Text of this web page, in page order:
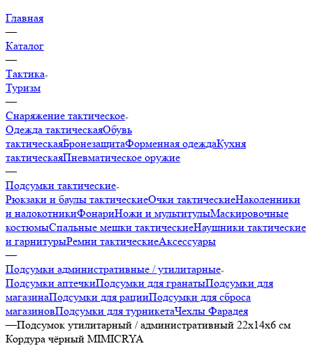
Главная
—
Каталог
—
Тактика
Туризм
—
Снаряжение тактическое
Одежда тактическаяОбувь
тактическаяБронезащитаФорменная одеждаКухня
тактическаяПневматическое оружие
—
Подсумки тактические
Рюкзаки и баулы тактическиеОчки тактическиеНаколенники
и налокотникиФонариНожи и мультитулыМаскировочные
костюмыСпальные мешки тактическиеНаушники тактические
и гарнитурыРемни тактическиеАксессуары
—
Подсумки административные / утилитарные
Подсумки аптечкиПодсумки для гранатыПодсумки для
магазинаПодсумки для рацииПодсумки для сброса
магазиновПодсумки для турникетаЧехлы Фарадея
—Подсумок утилитарный / административный 22x14x6 см
Кордура чёрный MIMICRYA